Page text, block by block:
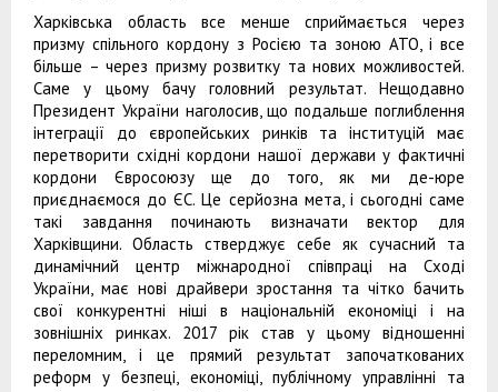
Харківська область все менше сприймається через
призму спільного кордону з Росією та зоною АТО, і все
більше – через призму розвитку та нових можливостей.
Саме у цьому бачу головний результат. Нещодавно
Президент України наголосив, що подальше поглиблення
інтеграції до європейських ринків та інституцій має
перетворити східні кордони нашої держави у фактичні
кордони Євросоюзу ще до того, як ми де-юре
приєднаємося до ЄС. Це серйозна мета, і сьогодні саме
такі завдання починають визначати вектор для
Харківщини. Область стверджує себе як сучасний та
динамічний центр міжнародної співпраці на Сході
України, має нові драйвери зростання та чітко бачить
свої конкурентні ніші в національній економіці і на
зовнішніх ринках. 2017 рік став у цьому відношенні
переломним, і це прямий результат започаткованих
реформ у безпеці, економіці, публічному управлінні та